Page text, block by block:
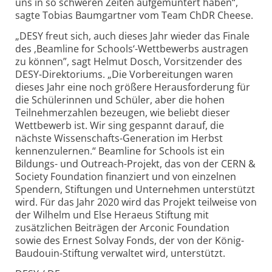
sagte Tobias Baumgartner vom Team ChDR Cheese.
„DESY freut sich, auch dieses Jahr wieder das Finale
des ‚Beamline for Schools‘-Wettbewerbs austragen
zu können”, sagt Helmut Dosch, Vorsitzender des
DESY-Direktoriums. „Die Vorbereitungen waren
dieses Jahr eine noch größere Herausforderung für
die Schülerinnen und Schüler, aber die hohen
Teilnehmer­zahlen bezeugen, wie beliebt dieser
Wettbewerb ist. Wir sing gespannt darauf, die
nächste Wissenschafts-Generation im Herbst
kennenzulernen.“ Beamline for Schools ist ein
Bildungs- und Outreach-Projekt, das von der CERN &
Society Foundation finanziert und von einzelnen
Spendern, Stiftungen und Unternehmen unterstützt
wird. Für das Jahr 2020 wird das Projekt teilweise von
der Wilhelm und Else Heraeus Stiftung mit
zusätzlichen Beiträgen der Arconic Foundation
sowie des Ernest Solvay Fonds, der von der König-
Baudouin-Stiftung verwaltet wird, unterstützt.